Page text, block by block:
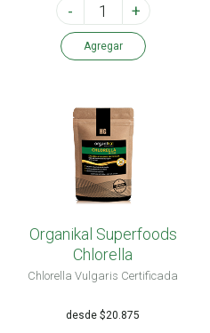
- +
Agregar
Organikal Superfoods
Chlorella
Chlorella Vulgaris Certificada
desde $20.875